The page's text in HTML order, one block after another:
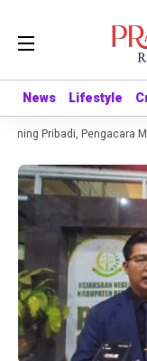
News Lifestyle
News Lifestyle
Pribadi, Pengacara